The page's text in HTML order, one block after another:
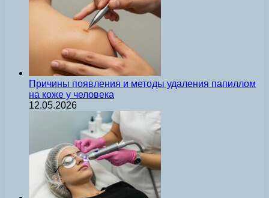
Причины появления и методы удаления папиллом
на коже у человека
12.05.2026